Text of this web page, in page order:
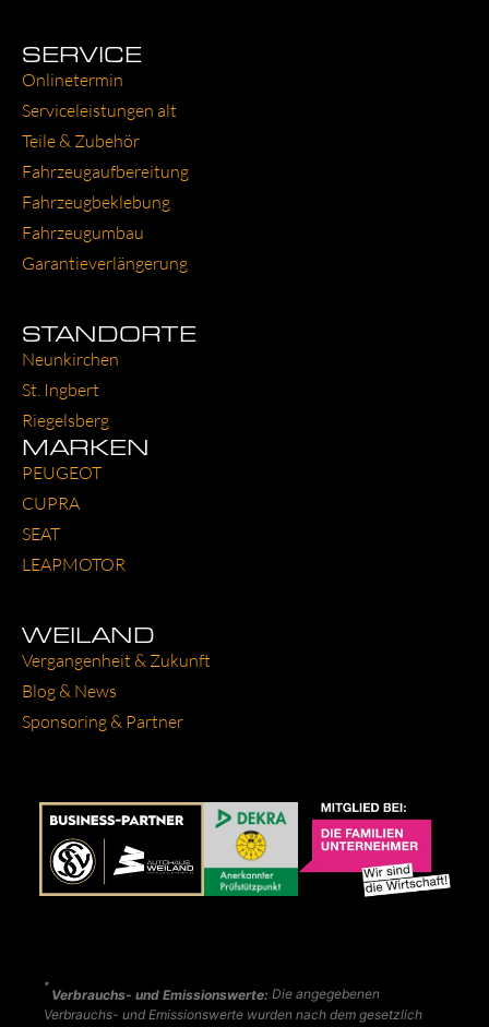
SERVICE
Online­ter­min
Ser­vice­leis­tun­gen alt
Tei­le & Zube­hör
Fahr­zeug­auf­be­rei­tung
Fahr­zeug­be­kle­bung
Fahr­zeug­um­bau
Garantie­verlängerung
STANDORTE
Neun­kir­chen
St. Ing­bert
Rie­gels­berg
MARKEN
PEU­GEOT
CUP­RA
SEAT
LEAP­MO­TOR
WEILAND
Ver­gan­gen­heit & Zukunft
Blog & News
Spon­so­ring & Part­ner
*
Verbrauchs- und Emissionswerte: Die angegebenen
Verbrauchs- und Emissionswerte wurden nach dem gesetzlich